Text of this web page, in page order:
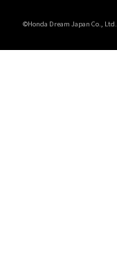
©Honda Dream Japan Co.,